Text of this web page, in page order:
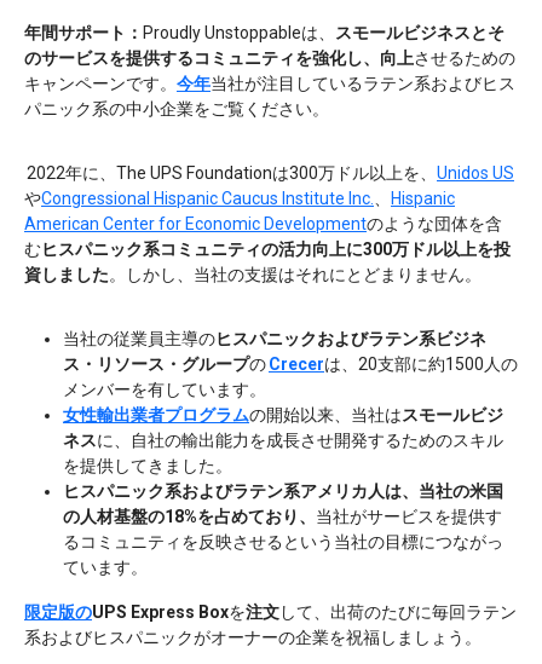
年間サポート： Proudly Unstoppableは、
スモールビジネスとそ
のサービスを提供するコミュニティを強化し、向上させるための
キャンペーンです。 今年当社が注目しているラテン系およびヒス
パニック系の中小企業をご覧ください。
2022年に、The UPS Foundationは300万ドル以上を、 Unidos US
やCongressional Hispanic Caucus Institute Inc.
Hispanic
American Center for Economic Developmentのような団体を含
むヒスパニック系コミュニティの活力向上に300万ドル以上を投
資しました。しかし、当社の支援はそれにとどまりません。
当社の従業員主導のヒスパニックおよびラテン系ビジネ
ス・リソース・グループのCrecerは、20支部に約1500人の
メンバーを有しています。
女性輸出業者プログラムの開始以来、当社はスモールビジ
ネスに、自社の輸出能力を成長させ開発するためのスキル
を提供してきました。
ヒスパニック系およびラテン系アメリカ人は、当社の米国
の人材基盤の18%を占めており、 当社がサービスを提供す
るコミュニティを反映させるという当社の目標につながっ
ています。
限定版のUPS Express Boxを注文して、出荷のたびに毎回ラテン
系およびヒスパニックがオーナーの企業を祝福しましょう。